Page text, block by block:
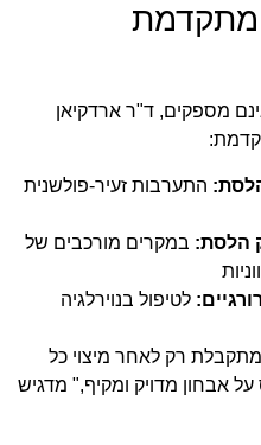
מתקדמת
מספקים, ד"ר ארדקיאן
התערבות זעיר-פולשנית
הלסת: במקרים מורכבים של
לטיפול בנוירלגיה
רק לאחר מיצוי כל
אבחון מדויק ומקיף," מדגיש